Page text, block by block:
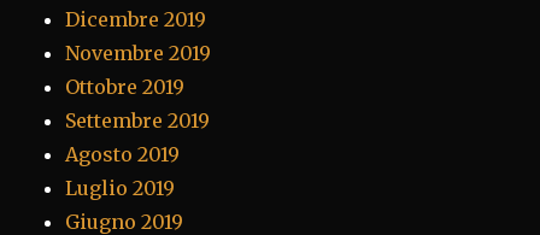
Dicembre 2019
Novembre 2019
Ottobre 2019
Settembre 2019
Agosto 2019
Luglio 2019
Giugno 2019